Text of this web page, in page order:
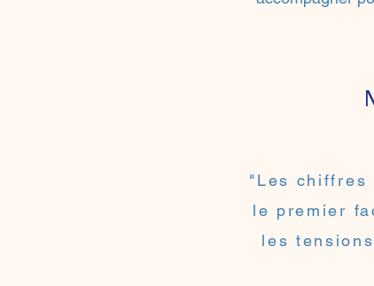
"Les chiffres
le premier
les